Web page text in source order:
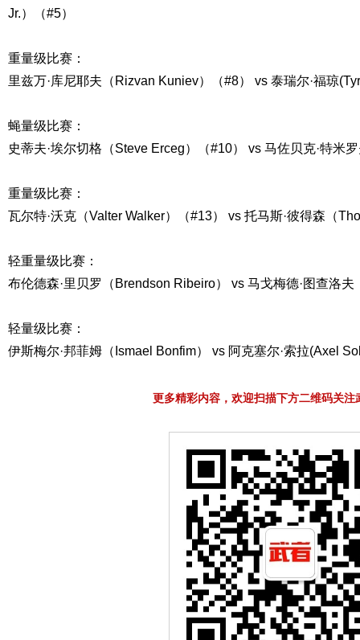
Jr.）（#5）
重量级比赛：
里兹万·库尼耶夫（Rizvan Kuniev）（#8） vs 泰瑞尔·福琼
蝇量级比赛：
史蒂夫·埃尔切格（Steve Erceg）（#10） vs 马佐贝克·特米
重量级比赛：
瓦尔特·沃克（Valter Walker）（#13） vs 托马斯·彼得森（
轻重量级比赛：
布伦德森·里贝罗（Brendson Ribeiro） vs 马戈梅德·图查洛
轻量级比赛：
伊斯梅尔·邦菲姆（Ismael Bonfim） vs 阿克塞尔·索拉(Axel
更多精彩内容，欢迎扫描下方二维码关注